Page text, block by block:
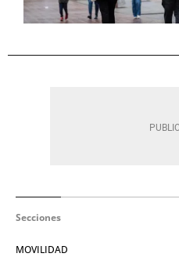
Secciones
MOVILIDAD